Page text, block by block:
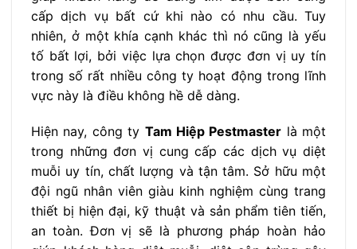
cấp dịch vụ bất cứ khi nào có nhu cầu. Tuy
nhiên, ở một khía cạnh khác thì nó cũng là yếu
tố bất lợi, bởi việc lựa chọn được đơn vị uy tín
trong số rất nhiều công ty hoạt động trong lĩnh
vực này là điều không hề dễ dàng.
Hiện nay, công ty Tam Hiệp Pestmaster là một
trong những đơn vị cung cấp các dịch vụ diệt
muỗi uy tín, chất lượng và tận tâm. Sở hữu một
đội ngũ nhân viên giàu kinh nghiệm cùng trang
thiết bị hiện đại, kỹ thuật và sản phẩm tiên tiến,
an toàn. Đơn vị sẽ là phương pháp hoàn hảo